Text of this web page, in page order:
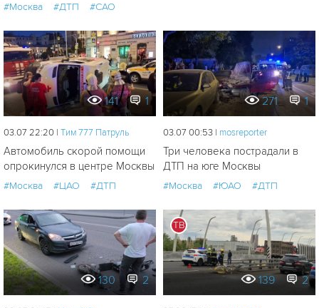
#Москва #ДТП #САО
141 1
03.07 22:20 | Tим 777 Патруль
Автомобиль скорой помощи
опрокинулся в центре Москвы
#Москва #ЦАО #ДТП
271 1
03.07 00:53 | mosreporter
Три человека пострадали в
ДТП на юге Москвы
#Москва #ЮАО #ДТП
130 2
ТВ
139 2